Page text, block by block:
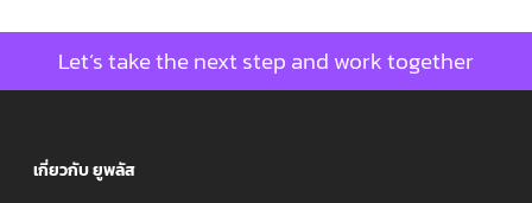
Let’s take the next step and work together
เกี่ยวกับ ยูพลัส